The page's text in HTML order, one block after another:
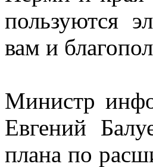
пользуются
вам и
Министр
Евгений
плана по